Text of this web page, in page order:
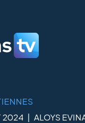
2024 | ALOYS